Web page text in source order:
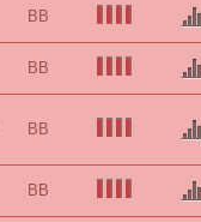
BB
BB
BB
BB